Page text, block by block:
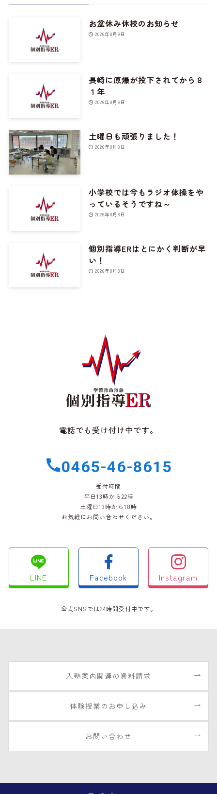
お盆休み休校のお知らせ
2026年8月9日
長崎に原爆が投下されてから８
１年
2026年8月9日
土曜日も頑張りました！
2026年8月8日
小学校では今もラジオ体操をや
っているそうですね～
2026年8月8日
個別指導ERはとにかく判断が早
い！
2026年8月8日
電話でも受け付け中です。
0465-46-8615
受付時間
平日13時から22時
土曜日13時から18時
お気軽にお問い合わせください。
LINE Facebook Instagram
公式SNSでは24時間受付中です。
入塾案内関連の資料請求
体験授業のお申し込み
お問い合わせ